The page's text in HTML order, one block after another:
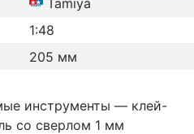
Tamiya
1:48
205 мм
инструменты — клей-
со сверлом 1 мм